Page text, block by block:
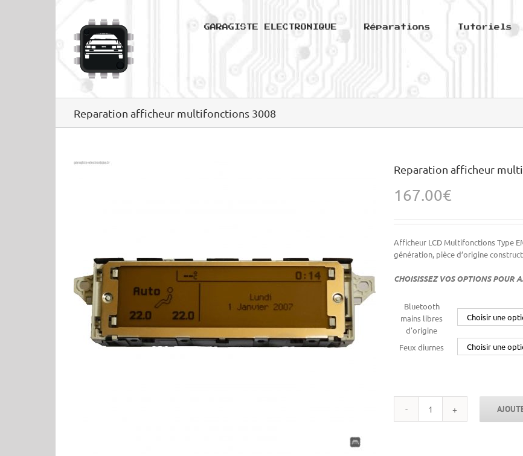
GARAGISTE ELECTRONIQUE Réparations Tutoriels
Reparation afficheur multifonctions 3008
Reparation afficheur
167.00€
Afficheur LCD Multifonctions Type
génération, pièce d’origine
CHOISISSEZ VOS OPTIONS POUR
Bluetooth
mains libres
d'origine
Feux diurnes
quantité